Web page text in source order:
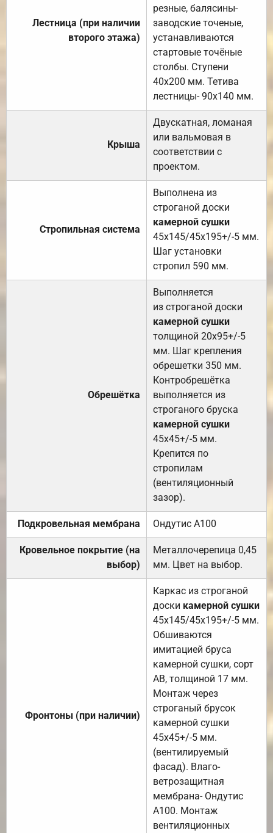
Лестница (при наличии
второго этажа)
резные, балясины-
заводские точеные,
устанавливаются
стартовые точёные
столбы. Ступени
40х200 мм. Тетива
лестницы- 90х140 мм.
Крыша
Двускатная, ломаная
или вальмовая в
соответствии с
проектом.
Стропильная система
Выполнена из
строганой доски
камерной сушки
45х145/45х195+/-5 мм.
Шаг установки
стропил 590 мм.
Обрешётка
Выполняется
из строганой доски
камерной сушки
толщиной 20х95+/-5
мм. Шаг крепления
обрешетки 350 мм.
Контробрешётка
выполняется из
строганого бруска
камерной сушки
45х45+/-5 мм.
Крепится по
стропилам
(вентиляционный
зазор).
Подкровельная мембрана Ондутис А100
Кровельное покрытие (на
выбор)
Металлочерепица 0,45
мм. Цвет на выбор.
Фронтоны (при наличии)
Каркас из строганой
доски камерной сушки
45х145/45х195+/-5 мм.
Обшиваются
имитацией бруса
камерной сушки, сорт
АВ, толщиной 17 мм.
Монтаж через
строганый брусок
камерной сушки
45х45+/-5 мм.
(вентилируемый
фасад). Влаго-
ветрозащитная
мембрана- Ондутис
А100. Монтаж
вентиляционных